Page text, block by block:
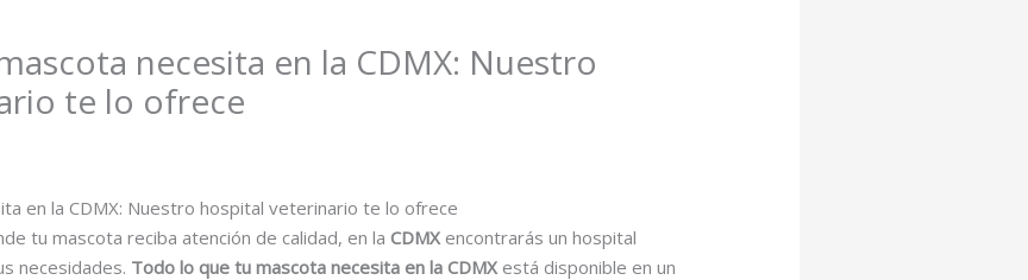
necesita en la CDMX: Nuestro
te lo ofrece
en la CDMX: Nuestro hospital veterinario te lo ofrece
tu mascota reciba atención de calidad, en la CDMXencontrarás un hospital
necesidades. Todo lo que tu mascota necesita en la CDMXestá disponible en un